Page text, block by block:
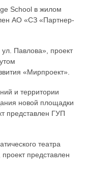
School в жилом
АО «СЗ «Партнер-
Павлова», проект
«Мирпроект».
и территории
новой площадки
представлен ГУП
театра
представлен